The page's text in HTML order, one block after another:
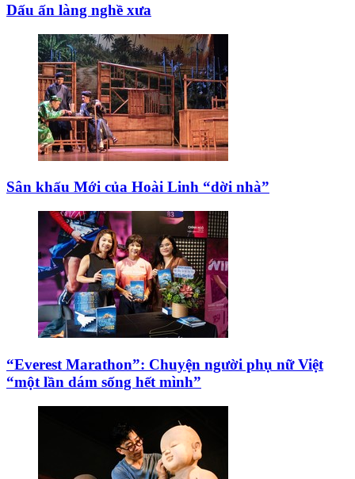
Dấu ấn làng nghề xưa
Sân khấu Mới của Hoài Linh “dời nhà”
“Everest Marathon”: Chuyện người phụ nữ Việt
“một lần dám sống hết mình”